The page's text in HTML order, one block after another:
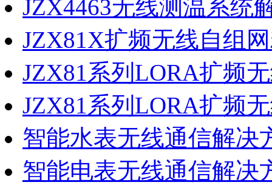
JZX4463无线测温系统
JZX81X扩频无线自组
JZX81系列LORA扩频
JZX81系列LORA扩频
智能水表无线通信解决
智能电表无线通信解决